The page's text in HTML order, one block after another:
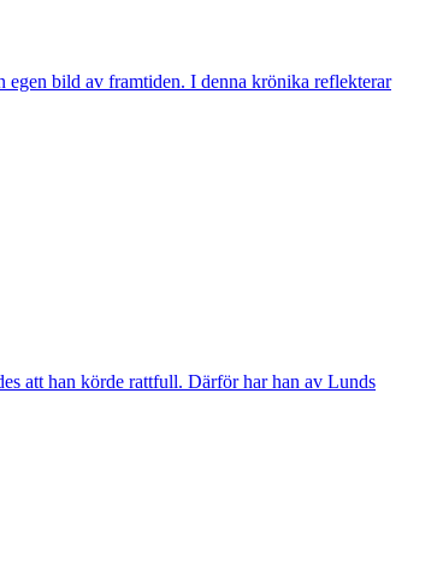
egen bild av framtiden. I denna krönika reflekterar
att han körde rattfull. Därför har han av Lunds